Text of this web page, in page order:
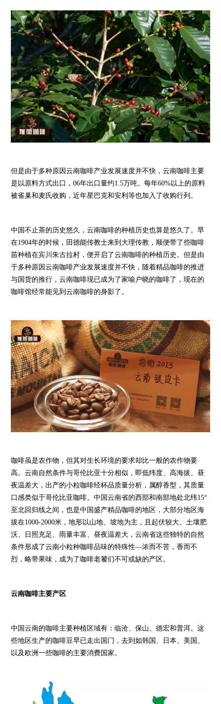
但是由于多种原因云南咖啡产业发展速度并不快，云南咖啡主要
是以原料方式出口，06年出口量约1.5万吨。每年60%以上的原料
被雀巢和麦氏收购，近年星巴克和安利等也加入了收购行列。
中国不止茶的历史悠久，云南咖啡的种植历史也算是悠久了。早
在1904年的时候，田德能传教士来到大理传教，顺便带了些咖啡
苗种植在宾川朱古拉村，便开启了云南咖啡的种植历史。但是由
于多种原因云南咖啡产业发展速度并不快，随着精品咖啡的推进
与国货的推行，云南咖啡现已成为了家喻户晓的咖啡了，现在的
咖啡馆经常能见到云南咖啡的身影了。
咖啡虽是农作物，但其对生长环境的要求却比一般的农作物要
高。云南自然条件与哥伦比亚十分相似，即低纬度、高海拔、昼
夜温差大，出产的小粒咖啡经杯品质量分析，属醇香型，其质量
口感类似于哥伦比亚咖啡。中国云南省的西部和南部地处北纬15°
至北回归线之间，也是中国盛产精品咖啡的地区，大部分地区海
拔在1000-2000米，地形以山地、坡地为主，且起伏较大、土壤肥
沃、日照充足、雨量丰富、昼夜温差大，云南省这些独特的自然
条件形成了云南小粒种咖啡品味的特殊性—浓而不苦，香而不
烈，略带果味，成为了咖啡老饕们不可或缺的产区。
云南咖啡主要产区
中国云南的咖啡主要种植区域有：临沧、保山、德宏和普洱。这
些地区生产的咖啡豆早已走出国门，去到如韩国、日本、美国、
以及欧洲一些咖啡的主要消费国家。